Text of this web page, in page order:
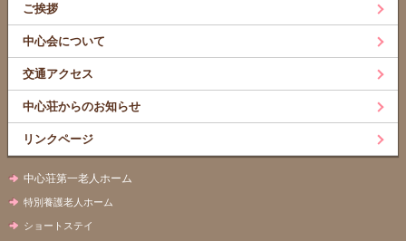
ご挨拶
中心会について
交通アクセス
中心荘からのお知らせ
リンクページ
中心荘第一老人ホーム
特別養護老人ホーム
ショートステイ